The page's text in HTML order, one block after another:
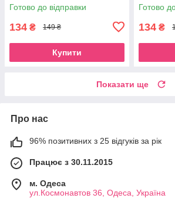
Готово до відправки
134 ₴ 149 ₴
Купити
Готово
134 ₴
Показати ще
Про нас
96% позитивних з 25 відгуків за рік
Працює з 30.11.2015
м. Одеса
ул.Космонавтов 36, Одеса, Україна